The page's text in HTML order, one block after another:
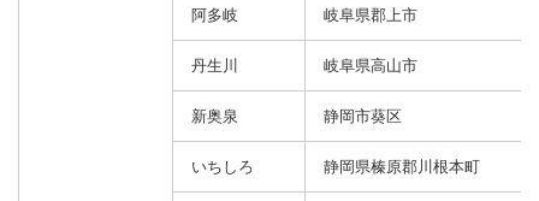
阿多岐 岐阜県郡上市
丹生川 岐阜県高山市
新奥泉 静岡市葵区
いちしろ 静岡県榛原郡川根本町